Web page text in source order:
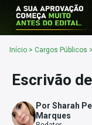
Início > Cargos Públicos >
Escrivão
Por Sharah
Marques